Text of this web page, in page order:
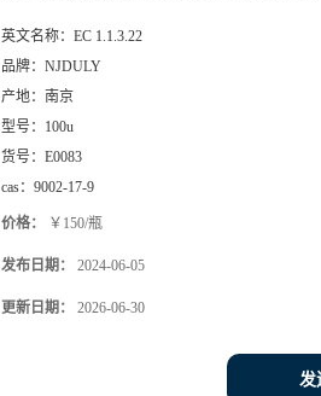
英文名称： EC 1.1.3.22
品牌： NJDULY
产地： 南京
型号： 100u
货号： E0083
cas： 9002-17-9
价格： ￥150/瓶
发布日期： 2024-06-05
更新日期： 2026-06-30
发